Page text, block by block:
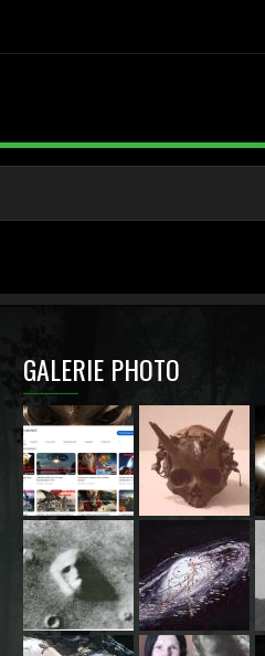
GALERIE PHOTO